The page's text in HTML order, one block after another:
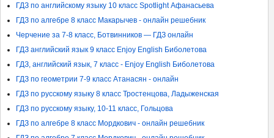
ГДЗ по английскому языку 10 класс Spotlight Афанасьева
ГДЗ по алгебре 8 класс Макарычев - онлайн решебник
Черчение за 7-8 класс, Ботвинников — ГДЗ онлайн
ГДЗ английский язык 9 класс Enjoy English Биболетова
ГДЗ, английский язык, 7 класс - Enjoy English Биболетова
ГДЗ по геометрии 7-9 класс Атанасян - онлайн
ГДЗ по русскому языку 8 класс Тростенцова, Ладыженская
ГДЗ по русскому языку, 10-11 класс, Гольцова
ГДЗ по алгебре 8 класс Мордкович - онлайн решебник